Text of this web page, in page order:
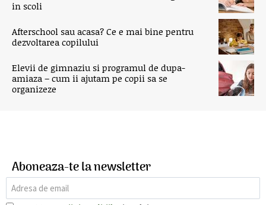
in scoli
Afterschool sau acasa? Ce e mai bine pentru
dezvoltarea copilului
Elevii de gimnaziu si programul de dupa-
amiaza – cum ii ajutam pe copii sa se
organizeze
Aboneaza-te la newsletter